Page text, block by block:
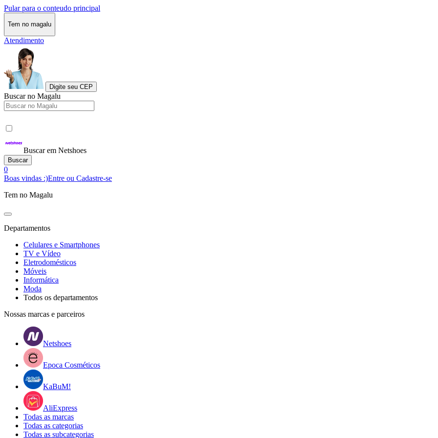
Pular para o conteudo principal
Tem no magalu
Atendimento
Digite seu CEP
Buscar no Magalu
Buscar em Netshoes
Buscar
0
Boas vindas :)Entre ou Cadastre-se
Tem no Magalu
Departamentos
Celulares e Smartphones
TV e Vídeo
Eletrodomésticos
Móveis
Informática
Moda
Todos os departamentos
Nossas marcas e parceiros
Netshoes
Epoca Cosméticos
KaBuM!
AliExpress
Todas as marcas
Todas as categorias
Todas as subcategorias